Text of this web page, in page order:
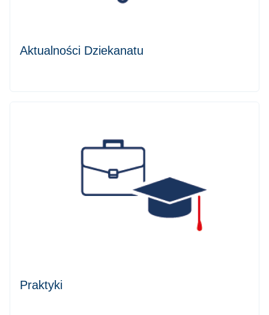
Aktualności Dziekanatu
Praktyki